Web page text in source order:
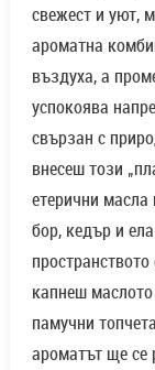
свежест и уют,
ароматна
въздуха, а
успокоява
свързан с
внесеш този
етерични
бор, кедър и
капнеш
памучни
ароматът ще се